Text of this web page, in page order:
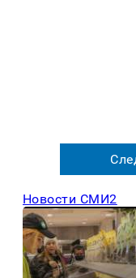
Новости СМИ2